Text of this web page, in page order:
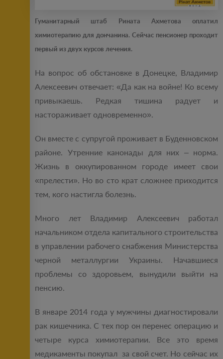
Гуманитарный штаб Рината Ахметова оплатил
химиотерапию для дончанина. Сейчас пенсионер проходит
первый из двух курсов лечения.
На вопрос об обстановке в Донецке, Владимир
Алексеевич отвечает: «Да как на войне! Ко всему
привыкаешь. Редкая тишина радует и
настораживает одновременно».
Он вместе с супругой проживает в Буденновском
районе. Утренние канонады для них – норма.
Жизнь в оккупированном городе имеет свои
«прелести». Но во сто крат сложнее приходится
тем, кого настигла болезнь.
Много лет Владимир Алексеевич работал
начальником отдела капитального строительства
в управлении рабочего снабжения Министерства
черной металлургии Украины. Начавшиеся
проблемы со здоровьем, вынудили выйти на
пенсию.
В январе 2014 года у мужчины диагностировали
рак кишечника. С тех пор он перенес операцию и
четыре курса химиотерапии. Все это время
медикаменты покупал за свой счет. Но сейчас их